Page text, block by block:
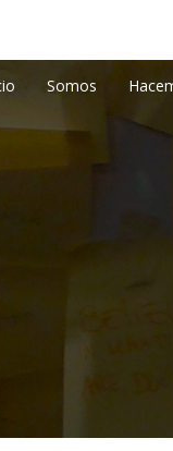
Somos